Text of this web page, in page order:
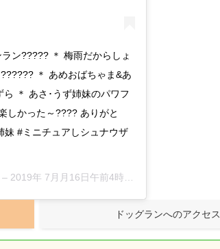
ン????? ＊ 梅雨だからしょ
＊ あめおばちゃま&あ
＊ あさ･うず姉妹のパワフ
しかった～???? ありがと
妹 #ミニチュアしシュナウザ
– 2019年 7月月16日午前4時15分PDT
ドッグランへのアクセス